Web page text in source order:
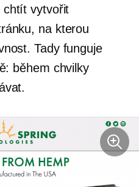
chtít vytvořit
na kterou
Tady funguje
během chvilky